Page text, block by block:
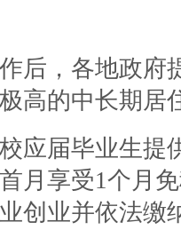
，各地政府
高的中长期居
届毕业生提
月享受1个月
创业并依法缴